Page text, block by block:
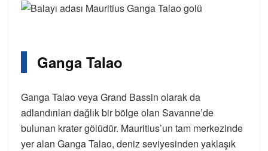
Ganga Talao
Ganga Talao veya Grand Bassin olarak da
adlandırılan dağlık bir bölge olan Savanne’de
bulunan krater gölüdür. Mauritius’un tam merkezinde
yer alan Ganga Talao, deniz seviyesinden yaklaşık